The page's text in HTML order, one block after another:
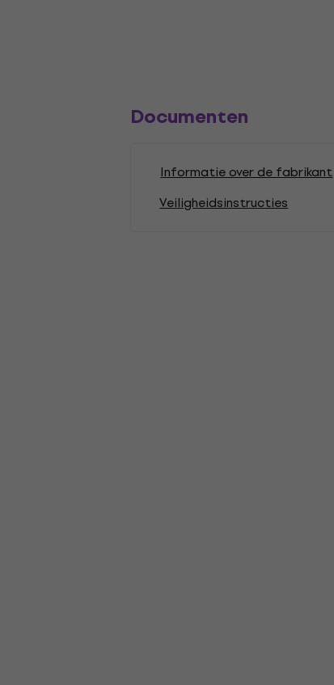
Documenten
Informatie over de fabrikant
Veiligheidsinstructies